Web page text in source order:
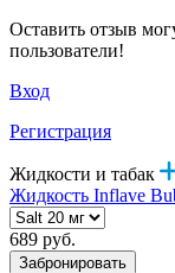
Оставить отзыв
пользователи!
Вход
Регистрация
Жидкости и табак
Жидкость Inflave
689 руб.
Забронировать